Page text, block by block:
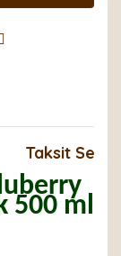
Taksit
500 ml